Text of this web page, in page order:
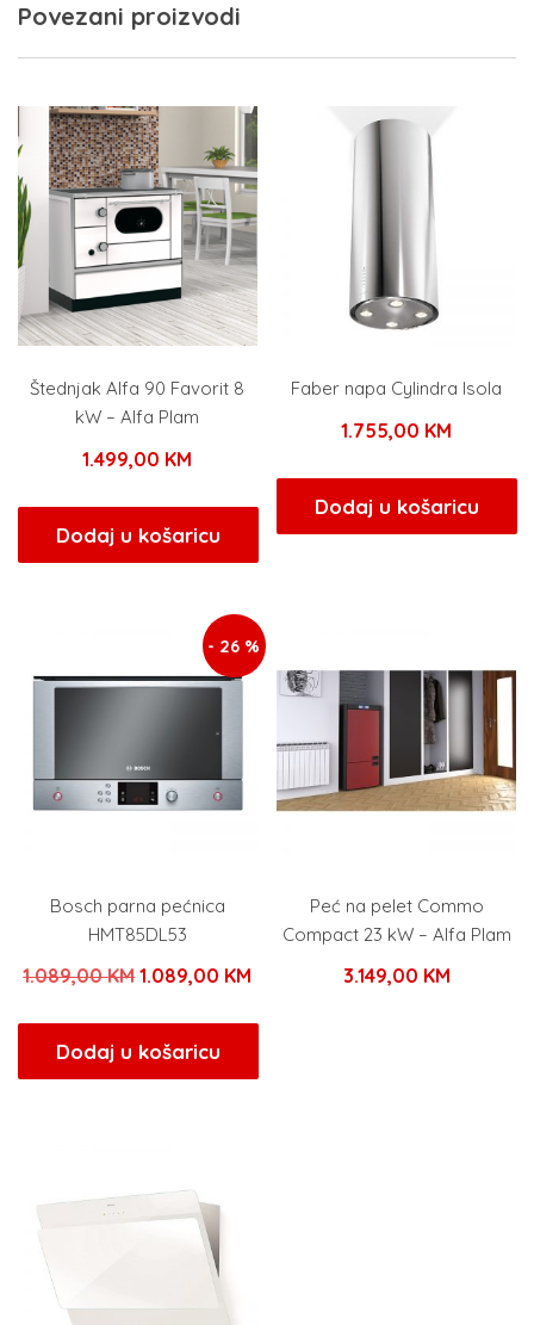
Povezani proizvodi
Štednjak Alfa 90 Favorit 8
kW – Alfa Plam
1.499,00 KM
Dodaj u košaricu
Faber napa Cylindra Isola
1.755,00 KM
Dodaj u košaricu
- 26 %
Bosch parna pećnica
HMT85DL53
1.089,00KMIzvorna
bila
je:
1.089,00 KM
1.089,00 KM.
Dodaj u košaricu
Peć na pelet Commo
Compact 23 kW – Alfa Plam
3.149,00 KM